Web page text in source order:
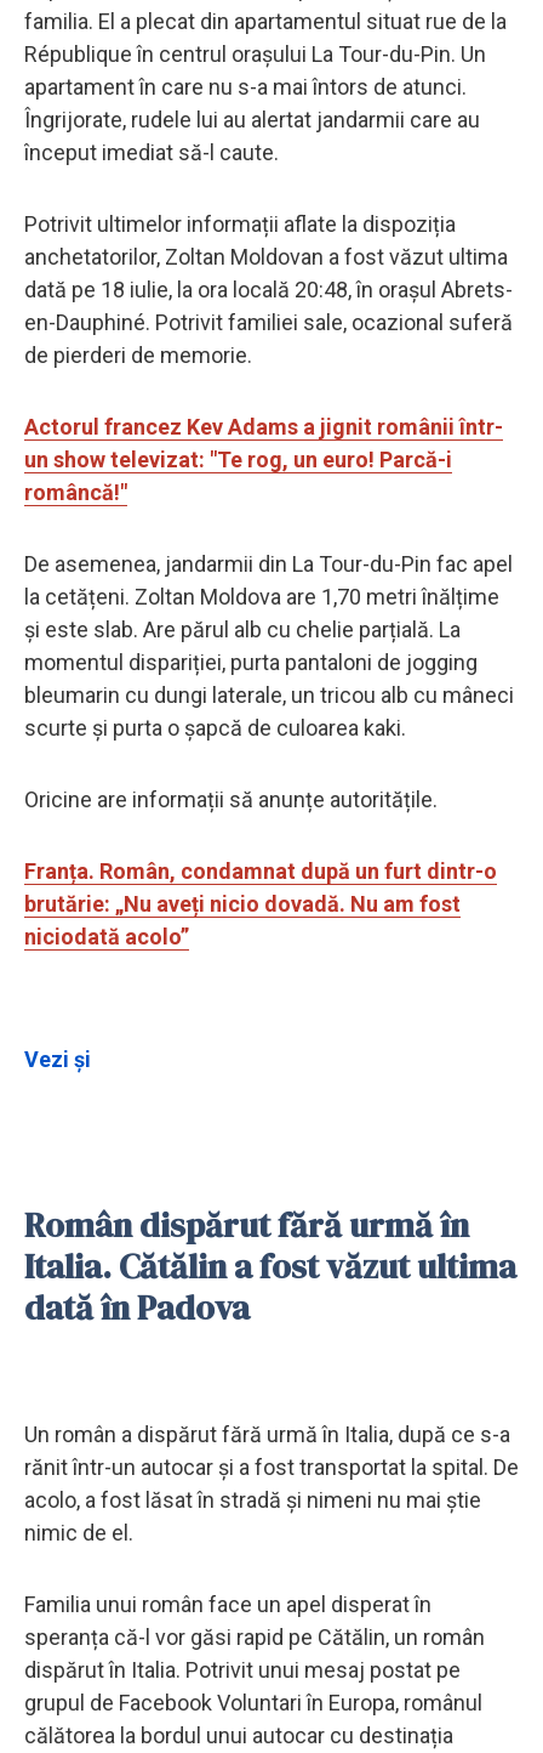
familia. El a plecat din apartamentul situat rue de la
République în centrul orașului La Tour-du-Pin. Un
apartament în care nu s-a mai întors de atunci.
Îngrijorate, rudele lui au alertat jandarmii care au
început imediat să-l caute.
Potrivit ultimelor informații aflate la dispoziția
anchetatorilor, Zoltan Moldovan a fost văzut ultima
dată pe 18 iulie, la ora locală 20:48, în orașul Abrets-
en-Dauphiné. Potrivit familiei sale, ocazional suferă
de pierderi de memorie.
Actorul francez Kev Adams a jignit românii într-
un show televizat: "Te rog, un euro! Parcă-i
româncă!"
De asemenea, jandarmii din La Tour-du-Pin fac apel
la cetățeni. Zoltan Moldova are 1,70 metri înălțime
și este slab. Are părul alb cu chelie parțială. La
momentul dispariției, purta pantaloni de jogging
bleumarin cu dungi laterale, un tricou alb cu mâneci
scurte și purta o șapcă de culoarea kaki.
Oricine are informații să anunțe autoritățile.
Franța. Român, condamnat după un furt dintr-o
brutărie: „Nu aveți nicio dovadă. Nu am fost
niciodată acolo”
Vezi și
Român dispărut fără urmă în
Italia. Cătălin a fost văzut ultima
dată în Padova
Un român a dispărut fără urmă în Italia, după ce s-a
rănit într-un autocar și a fost transportat la spital. De
acolo, a fost lăsat în stradă și nimeni nu mai știe
nimic de el.
Familia unui român face un apel disperat în
speranța că-l vor găsi rapid pe Cătălin, un român
dispărut în Italia. Potrivit unui mesaj postat pe
grupul de Facebook Voluntari în Europa, românul
călătorea la bordul unui autocar cu destinația